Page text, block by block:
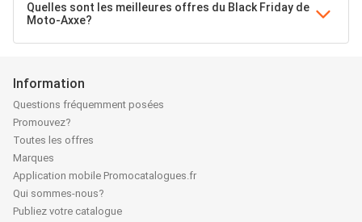
Quelles sont les meilleures offres du Black Friday de
Moto-Axxe?
Information
Questions fréquemment posées
Promouvez?
Toutes les offres
Marques
Application mobile Promocatalogues.fr
Qui sommes-nous?
Publiez votre catalogue